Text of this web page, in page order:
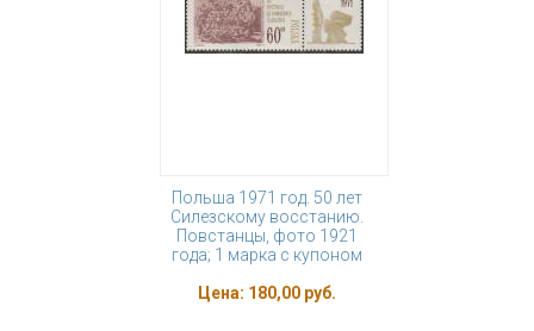
Польша 1971 год. 50 лет
Силезскому восстанию.
Повстанцы, фото 1921
года; 1 марка с купоном
Цена: 180,00 руб.